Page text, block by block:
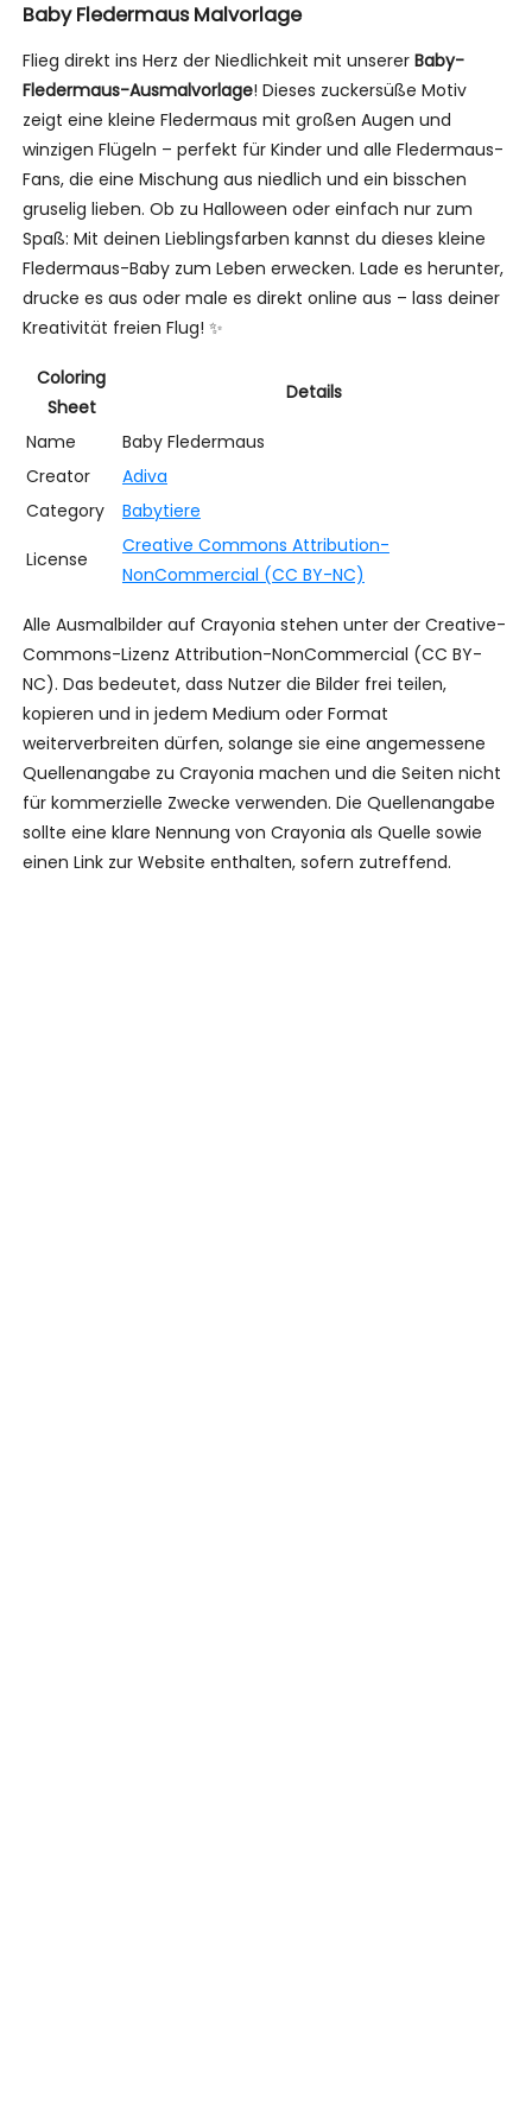
Baby Fledermaus Malvorlage
Flieg direkt ins Herz der Niedlichkeit mit unserer Baby-
Fledermaus-Ausmalvorlage! Dieses zuckersüße Motiv
zeigt eine kleine Fledermaus mit großen Augen und
winzigen Flügeln – perfekt für Kinder und alle Fledermaus-
Fans, die eine Mischung aus niedlich und ein bisschen
gruselig lieben. Ob zu Halloween oder einfach nur zum
Spaß: Mit deinen Lieblingsfarben kannst du dieses kleine
Fledermaus-Baby zum Leben erwecken. Lade es herunter,
drucke es aus oder male es direkt online aus – lass deiner
Kreativität freien Flug! ✨
Coloring
Sheet
Details
Name
Baby Fledermaus
Creator
Adiva
Category
Babytiere
License
Creative Commons Attribution-
NonCommercial (CC BY-NC)
Alle Ausmalbilder auf Crayonia stehen unter der Creative-
Commons-Lizenz Attribution-NonCommercial (CC BY-
NC). Das bedeutet, dass Nutzer die Bilder frei teilen,
kopieren und in jedem Medium oder Format
weiterverbreiten dürfen, solange sie eine angemessene
Quellenangabe zu Crayonia machen und die Seiten nicht
für kommerzielle Zwecke verwenden. Die Quellenangabe
sollte eine klare Nennung von Crayonia als Quelle sowie
einen Link zur Website enthalten, sofern zutreffend.